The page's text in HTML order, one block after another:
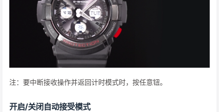
注：要中断接收操作并返回计时模式时，按任意钮。
开启/关闭自动接受模式